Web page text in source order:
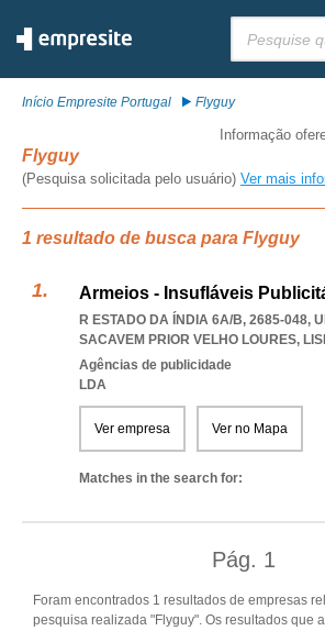
Início Empresite Portugal Flyguy
Informação
Flyguy
(Pesquisa solicitada pelo usuário) Ver mais
1 resultado de busca para Flyguy
Armeios - Insufláveis
R ESTADO DA ÍNDIA 6A/B, 2685-048,
SACAVEM PRIOR VELHO LOURES,
Agências de publicidade
LDA
Ver empresa Ver no Mapa
Matches in the search for:
Pág. 1
Foram encontrados 1 resultados de empresas
pesquisa realizada "Flyguy". Os resultados que